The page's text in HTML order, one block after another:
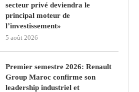
secteur privé deviendra le
principal moteur de
l’investissement»
5 août 2026
Premier semestre 2026: Renault
Group Maroc confirme son
leadership industriel et